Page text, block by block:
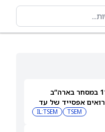
טאואר נפלה 11.8% במסחר בארה”ב
אמש, האנליסטים רואים אפסייד של עד
TSEM
IL:TSEM